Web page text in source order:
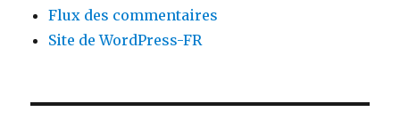
Flux des commentaires
Site de WordPress-FR